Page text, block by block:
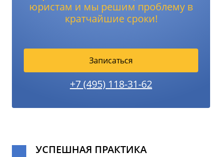
юристам и мы решим проблему в
кратчайшие сроки!
Записаться
+7 (495) 118-31-62
УСПЕШНАЯ ПРАКТИКА